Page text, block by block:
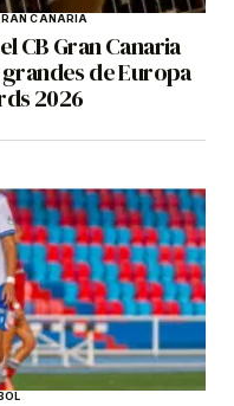
CANARIA
CB Gran Canaria
de Europa
2026